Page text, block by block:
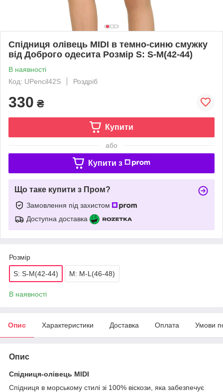
Спідниця олівець МIDI в темно-синю смужку
від Доброго одесита Розмір S: S-M(42-44)
В наявності
Код: UPencil42S
Роздріб
330 ₴
Купити
або
Купити з
Що таке купити з Пром?
Замовлення під захистом
Доступна доставка
Розмір
S: S-M(42-44) M: M-L(46-48)
В наявності
Опис Характеристики Доставка Оплата Умови
Опис
Спідниця-олівець МIDI
Спідниця в морському стилі зі 100% віскози, яка забезпечує